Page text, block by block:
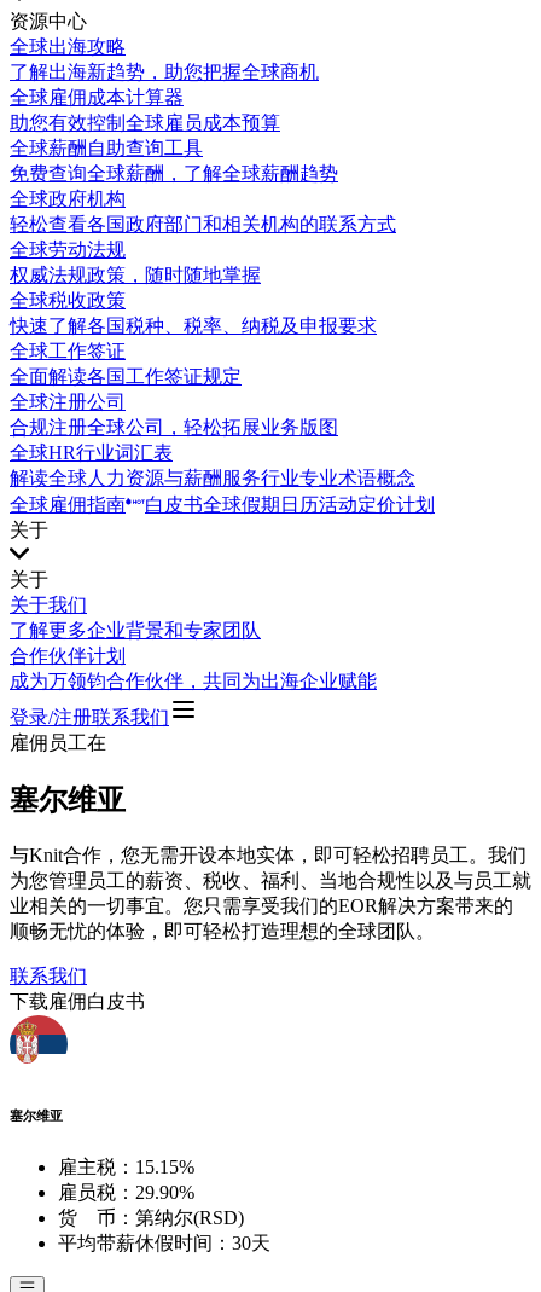
资源中心
全球出海攻略
了解出海新趋势，助您把握全球商机
全球雇佣成本计算器
助您有效控制全球雇员成本预算
全球薪酬自助查询工具
免费查询全球薪酬，了解全球薪酬趋势
全球政府机构
轻松查看各国政府部门和相关机构的联系方式
全球劳动法规
权威法规政策，随时随地掌握
全球税收政策
快速了解各国税种、税率、纳税及申报要求
全球工作签证
全面解读各国工作签证规定
全球注册公司
合规注册全球公司，轻松拓展业务版图
全球HR行业词汇表
解读全球人力资源与薪酬服务行业专业术语概念
全球雇佣指南
白皮书全球假期日历活动定价计划
关于
关于
关于我们
了解更多企业背景和专家团队
合作伙伴计划
成为万领钧合作伙伴，共同为出海企业赋能
登录/注册联系我们
雇佣员工在
塞尔维亚
与Knit合作，您无需开设本地实体，即可轻松招聘员工。我们
为您管理员工的薪资、税收、福利、当地合规性以及与员工就
业相关的一切事宜。您只需享受我们的EOR解决方案带来的
顺畅无忧的体验，即可轻松打造理想的全球团队。
联系我们
下载雇佣白皮书
塞尔维亚
雇主税： 15.15%
雇员税： 29.90%
货 币： 第纳尔(RSD)
平均带薪休假时间： 30天